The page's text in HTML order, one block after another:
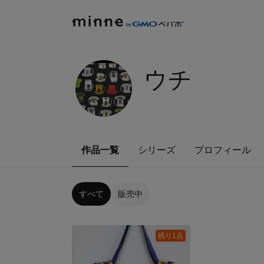
ウチ
作品一覧 シリーズ プロフィール
すべて 販売中
残り1点